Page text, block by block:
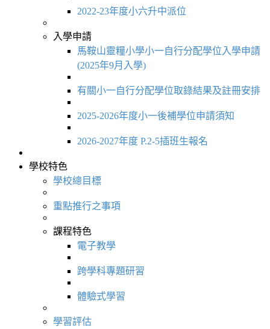
2022-23年度小六升中派位
入學申請
馬鞍山靈糧小學小一自行分配學位入學申請
(2025年9月入學)
有關小一自行分配學位取錄結果及註冊安排
2025-2026年度小一後補學位申請須知
2026-2027年度 P.2-5插班生報名
學校特色
學校總目標
重點推行之事項
課程特色
電子教學
跨學科專題研習
體驗式學習
學習評估